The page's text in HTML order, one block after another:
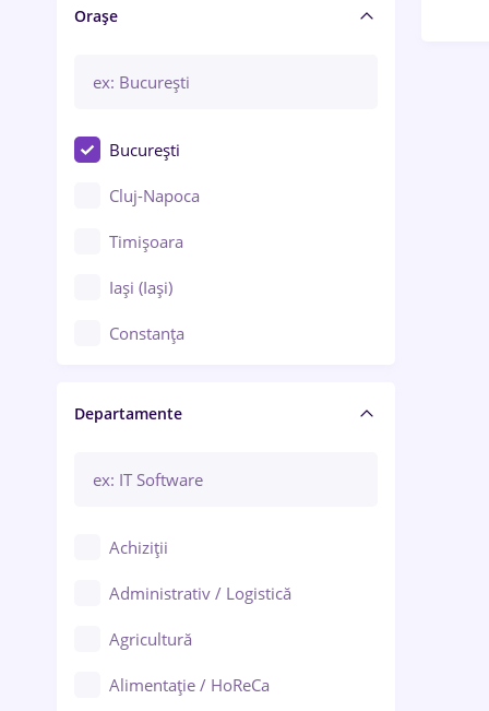
Orașe
București
Cluj-Napoca
Timișoara
Iași (Iași)
Constanța
Brașov
Bacău
Galați (Galați)
Ploiești
Departamente
Achiziții
Administrativ / Logistică
Agricultură
Alimentație / HoReCa